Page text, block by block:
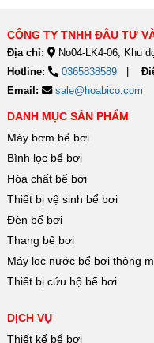
CÔNG TY TNHH ĐẦU TƯ
Địa chỉ:
No04-LK4-06, Khu
Hotline:
0365838589
Email:
sale@hoabico.com
DANH MỤC SẢN PHẨM
Máy bơm bể bơi
Bình lọc bể bơi
Hóa chất bể bơi
Thiết bị vệ sinh bể bơi
Đèn bể bơi
Thang bể bơi
Máy lọc nước bể bơi thông
Thiết bị cứu hộ bể bơi
DỊCH VỤ
Thiết kế bể bơi